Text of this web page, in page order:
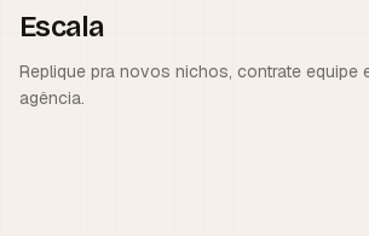
Escala
Replique pra novos nichos, contrate equipe
agência.